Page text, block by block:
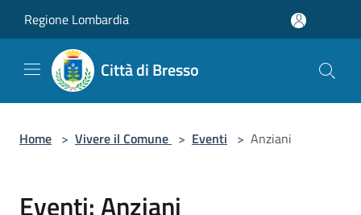
Regione Lombardia
Città di Bresso
Home > Vivere il Comune > Eventi > Anziani
Eventi: Anziani